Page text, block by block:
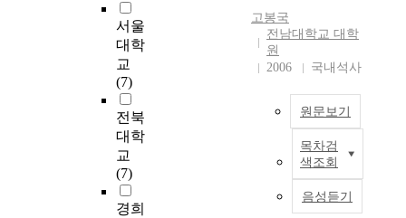
서울
대학
교
(7)
전북
대학
교
(7)
경희
고봉국
전남대학교 대학
원
2006
국내석사
원문보기
목차검
색조회
음성듣기